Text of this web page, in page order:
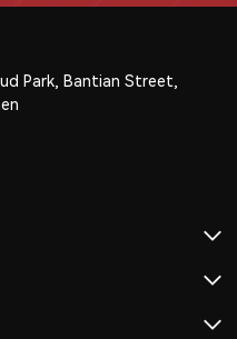
Park, Bantian Street,